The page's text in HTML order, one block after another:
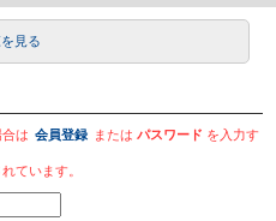
見る
は 会員登録 またはパスワード を入力す
ています。